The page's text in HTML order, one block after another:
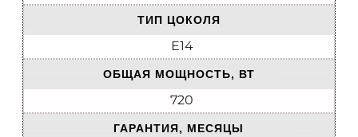
ТИП ЦОКОЛЯ
E14
ОБЩАЯ МОЩНОСТЬ, ВТ
720
ГАРАНТИЯ, МЕСЯЦЫ